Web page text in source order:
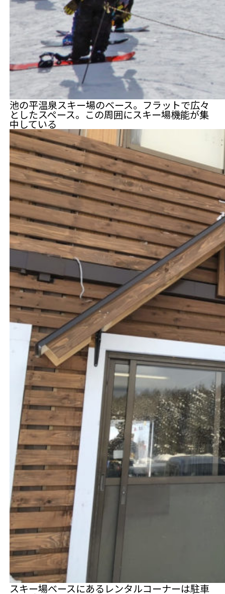
池の平温泉スキー場のベース。フラットで広々
としたスペース。この周囲にスキー場機能が集
中している
スキー場ベースにあるレンタルコーナーは駐車